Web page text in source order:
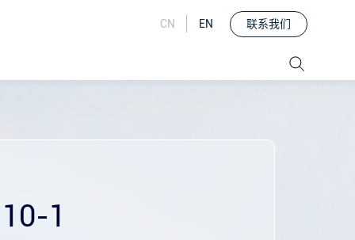
CN EN 联系我们
1